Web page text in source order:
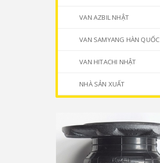
VAN AZBIL NHẬT
VAN SAMYANG HÀN QUỐC
VAN HITACHI NHẬT
NHÀ SẢN XUẤT